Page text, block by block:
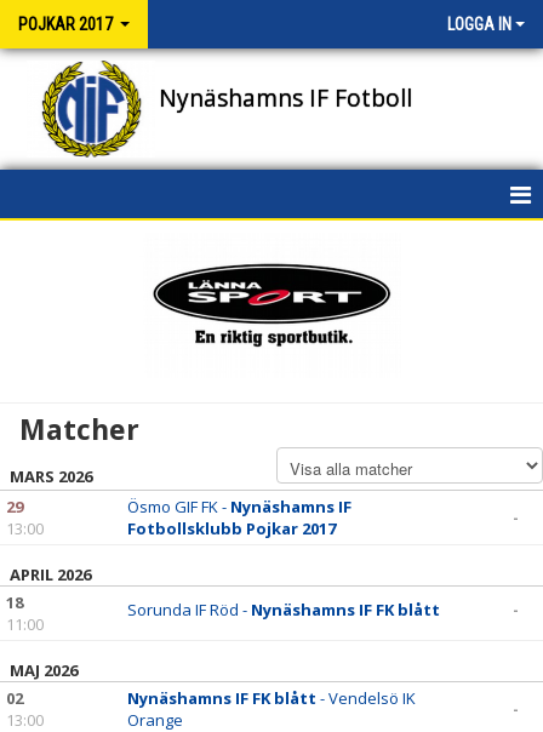
POJKAR 2017 LOGGA IN
Nynäshamns IF Fotboll
BILDGALLERI
KONTAKT
Matcher
MARS 2026
29
13:00
Ösmo GIF FK - Nynäshamns IF
Fotbollsklubb Pojkar 2017
-
APRIL 2026
18
11:00
Sorunda IF Röd - Nynäshamns IF FK blått -
MAJ 2026
02
13:00
Nynäshamns IF FK blått - Vendelsö IK
Orange
-